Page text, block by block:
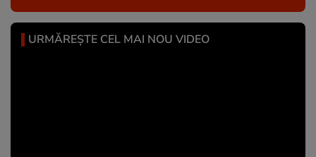
URMĂREȘTE CEL MAI NOU VIDEO